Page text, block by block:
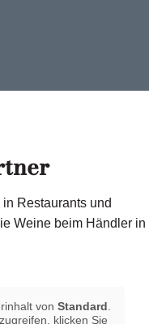
Restaurants und
Weine beim Händler in
von Standard
klicken Sie